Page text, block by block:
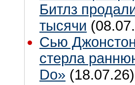
Битлз
тысячи
Сью
стерла
Do» (18.07.26)